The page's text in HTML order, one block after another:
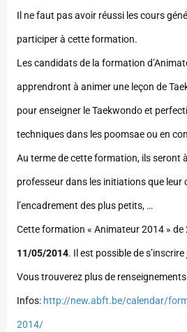
Il ne faut pas avoir réussi les cours
participer à cette formation.
Les candidats de la formation
apprendront à animer une leçon de
pour enseigner le Taekwondo et
techniques dans les poomsae ou en
Au terme de cette formation, ils seront
professeur dans les initiations que leur
l’encadrement des plus petits, …
Cette formation « Animateur 2014 » de
11/05/2014. Il est possible de
Vous trouverez plus de
Infos: http://new.abft.be/calendar/
2014/